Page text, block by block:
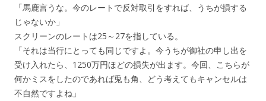
「馬鹿言うな。今のレートで反対取引をすれば、うちが損する
じゃないか」
スクリーンのレートは25～27を指している。
「それは当行にとっても同じですよ。今うちが御社の申し出を
受け入れたら、1250万円ほどの損失が出ます。今回、こちらが
何かミスをしたのであれば兎も角、どう考えてもキャンセルは
不自然ですよね」